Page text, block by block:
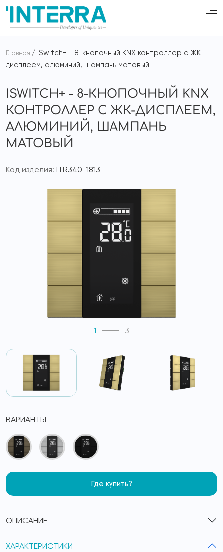
Главная
iSwitch+ - 8-кнопочный KNX контроллер с ЖК-
дисплеем, алюминий, шампань матовый
ВАРИАНТЫ
Где купить?
ОПИСАНИЕ
ХАРАКТЕРИСТИКИ
ISWITCH+ - 8-КНОПОЧНЫЙ KNX
КОНТРОЛЛЕР С ЖК-ДИСПЛЕЕМ,
АЛЮМИНИЙ, ШАМПАНЬ
МАТОВЫЙ
Код изделия: ITR340-1813
1 3